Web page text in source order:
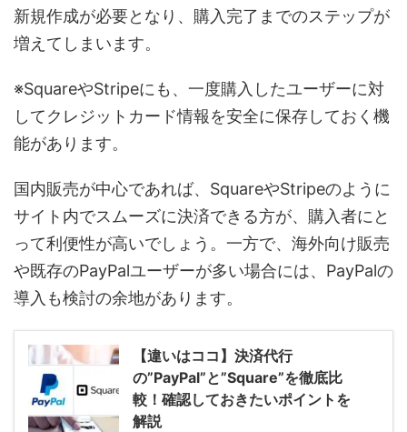
新規作成が必要となり、購入完了までのステップが
増えてしまいます。
※SquareやStripeにも、一度購入したユーザーに対
してクレジットカード情報を安全に保存しておく機
能があります。
国内販売が中心であれば、SquareやStripeのように
サイト内でスムーズに決済できる方が、購入者にと
って利便性が高いでしょう。一方で、海外向け販売
や既存のPayPalユーザーが多い場合には、PayPalの
導入も検討の余地があります。
【違いはココ】決済代行
の”PayPal”と”Square”を徹底比
較！確認しておきたいポイントを
解説